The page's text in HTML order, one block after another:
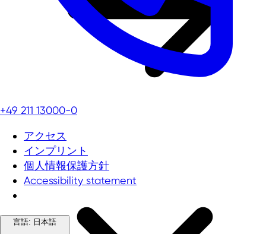
+49 211 13000-0
アクセス
インプリント
個人情報保護方針
Accessibility statement
言語: 日本語